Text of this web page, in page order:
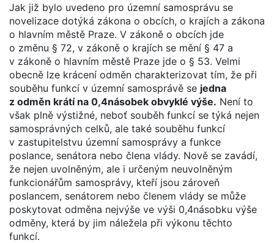
Jak již bylo uvedeno pro územní samosprávu se
novelizace dotýká zákona o obcích, o krajích a zákona
o hlavním městě Praze. V zákoně o obcích jde
o změnu § 72, v zákoně o krajích se mění § 47 a
v zákoně o hlavním městě Praze jde o § 53. Velmi
obecně lze krácení odměn charakterizovat tím, že při
souběhu funkcí v územní samosprávě se jedna
z odměn krátí na 0,4násobek obvyklé výše. Není to
však plně výstižné, neboť souběh funkcí se týká nejen
samosprávných celků, ale také souběhu funkcí
v zastupitelstvu územní samosprávy a funkce
poslance, senátora nebo člena vlády. Nově se zavádí,
že nejen uvolněným, ale i určeným neuvolněným
funkcionářům samosprávy, kteří jsou zároveň
poslancem, senátorem nebo členem vlády se může
poskytovat odměna nejvýše ve výši 0,4násobku výše
odměny, která by jim náležela při výkonu těchto
funkcí.